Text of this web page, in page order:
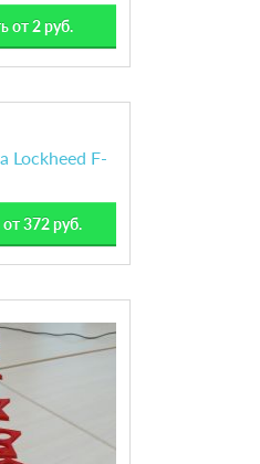
от 2 руб.
Lockheed F-
от 372 руб.